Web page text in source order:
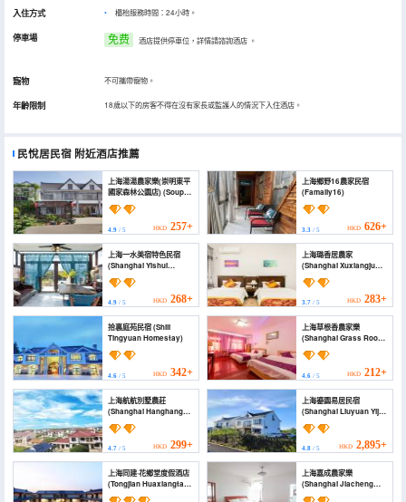
入住方式 櫃枱服務時間：24小時。
停車場 免费 酒店提供停車位，詳情請諮詢酒店 。
寵物 不可攜帶寵物。
年齡限制 18歲以下的房客不得在沒有家長或監護人的情況下入住酒店。
民悅居民宿 附近酒店推薦
上海湯湯農家樂(崇明東平
國家森林公園店) (Soup
farmhouse)
4.9 / 5 HKD 257+
上海鄉野16農家民宿
(Famaliy16)
3.3/ 5 HKD 626+
上海一水美宿特色民宿
(Shanghai Yishui
beautiful hotel
features)
4.9 / 5 HKD 268+
上海璐香居農家
(Shanghai Xuxiangju
Farm)
3.7/ 5 HKD 283+
拾裏庭苑民宿 (Shili
Tingyuan Homestay)
4.6 / 5 HKD 342+
上海草根香農家樂
(Shanghai Grass Root
Xiangnongjiale)
4.6/ 5 HKD 212+
上海航航別墅農莊
(Shanghai Hanghang
Villa Farm)
4.7 / 5 HKD 299+
上海鎏園易居民宿
(Shanghai Liuyuan Yiju
Homestay)
4.8/ 5 HKD 2,895+
上海同建·花鄉堂度假酒店
(Tongjian Huaxiangtang
Resort)
上海嘉成農家樂
(Shanghai Jiacheng
Farm Stay)